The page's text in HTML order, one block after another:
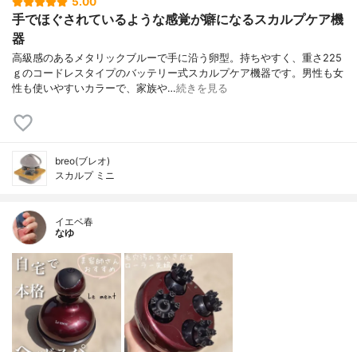
手でほぐされているような感覚が癖になるスカルプケア機
器
高級感のあるメタリックブルーで手に沿う卵型。持ちやすく、重さ225
ｇのコードレスタイプのバッテリー式スカルプケア機器です。男性も女
性も使いやすいカラーで、家族や…続きを見る
breo(ブレオ)
スカルプ ミニ
イエベ春
なゆ